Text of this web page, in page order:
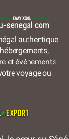
authentique
et événements
voyage ou